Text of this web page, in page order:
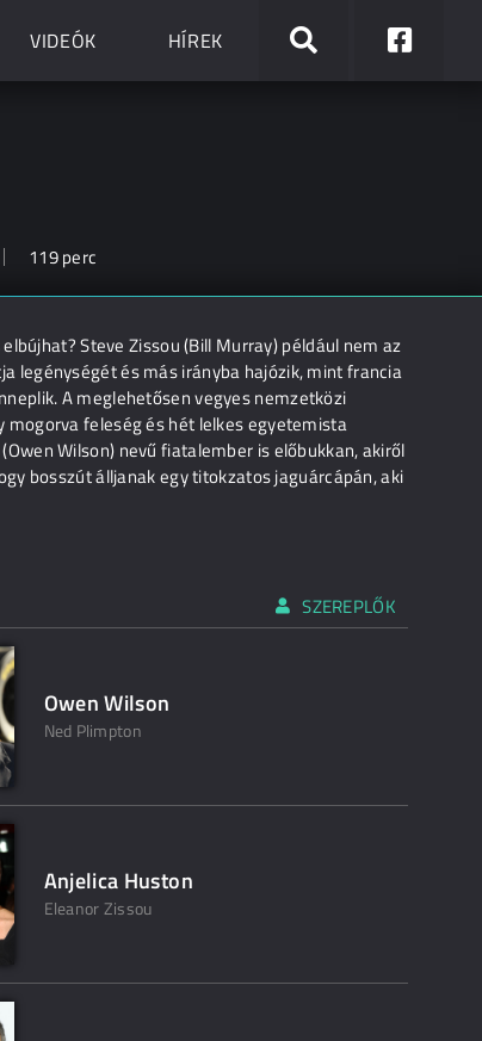
VIDEÓK HÍREK
119 perc
Steve Zissou (Bill Murray) például nem az
legénységét és más irányba hajózik, mint francia
A meglehetősen vegyes nemzetközi
feleség és hét lelkes egyetemista
Wilson) nevű fiatalember is előbukkan, akiről
bosszút álljanak egy titokzatos jaguárcápán, aki
SZEREPLŐK
Owen Wilson
Ned Plimpton
Anjelica Huston
Eleanor Zissou